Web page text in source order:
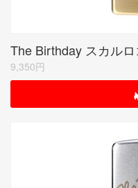
9,350円